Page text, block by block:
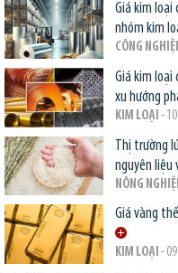
Giá kim loại
nhóm kim
CÔNG
Giá kim loại
xu hướng
KIM LOẠI -
Thị trường
nguyên liệu
NÔNG
Giá vàng
KIM LOẠI -